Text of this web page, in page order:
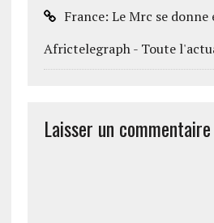
France: Le Mrc se donne
Africtelegraph - Toute
Laisser un commentaire